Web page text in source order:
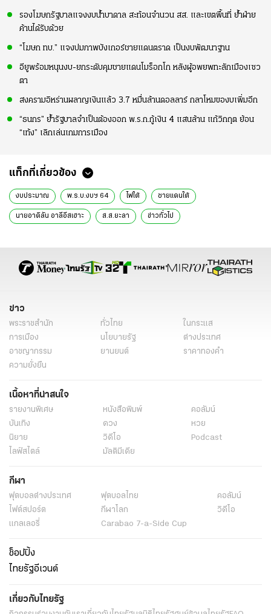
รองโฆษกรัฐบาลแจงงบน้ำบาดาล สะท้อนจำนวน สส. และเขตพื้นที่ ย้ำฝ่าย
ค้านได้รับด้วย
“โฆษก ทบ.” แจงปมภาพบังเกอร์ชายแดนตราด เป็นงบพัฒนาฐาน
อียูพร้อมหนุนงบ-ยกระดับคุมชายแดนโมร็อกโก หลังผู้อพยพทะลักเมืองเซว
ตา
สงครามอิหร่านผลาญเงินแล้ว 3.7 หมื่นล้านดอลลาร์ กลาโหมของบเพิ่มอีก
“ธนกร” ย้ำรัฐบาลจำเป็นต้องออก พ.ร.ก.กู้เงิน 4 แสนล้าน แก้วิกฤต ย้อน
“เท้ง” เลิกเล่นเกมการเมือง
แท็กที่เกี่ยวข้อง
งบประมาณ พ.ร.บ.งบฯ 64 ไฟใต้ ชายแดนใต้
นายอาดิลัน อาลีอีสเฮาะ ส.ส.ยะลา ข่าวทั่วไป
ข่าว
พระราชสำนัก ทั่วไทย
ในกระแส
การเมือง
นโยบายรัฐ
ต่างประเทศ
อาชญากรรม
ยานยนต์
ราคาทองคำ
ความยั่งยืน
เนื้อหาที่น่าสนใจ
รายงานพิเศษ หนังสือพิมพ์
คอลัมน์
บันเทิง
ดวง
หวย
นิยาย
วิดีโอ
Podcast
ไลฟ์สไตล์
มัลติมีเดีย
กีฬา
ฟุตบอลต่่างประเทศ ฟุตบอลไทย
คอลัมน์
ไฟต์สปอร์ต
กีฬาโลก
วิดีโอ
แกลเลอรี่
Carabao 7-a-Side Cup
ช็อปปิ้ง
ไทยรัฐอีเวนต์
เกี่ยวกับไทยรัฐ